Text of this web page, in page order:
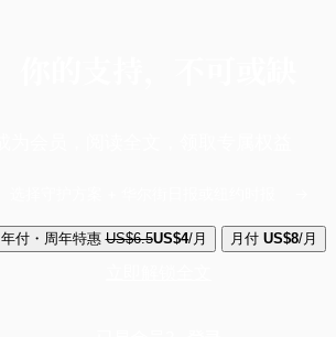
年付・周年特惠 US$6.5US$4/月 月付 US$8/月